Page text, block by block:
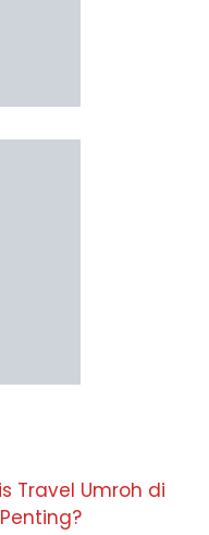
Travel Umroh di